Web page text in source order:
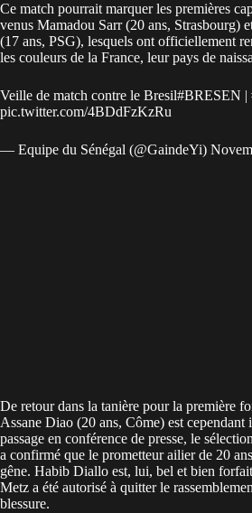
Ce match pourrait marquer les premières
venus Mamadou Sarr (20 ans, Strasbourg)
(17 ans, PSG), lesquels ont officiellement
les couleurs de la France, leur pays de
Veille de match contre le Bresil#BRESEN |
pic.twitter.com/4BDdFzKzRu
— Equipe du Sénégal (@GaindeYi)
De retour dans la tanière pour la première
Assane Diao (20 ans, Côme) est cependant
passage en conférence de presse, le
a confirmé que le prometteur ailier de 20
gêne. Habib Diallo est, lui, bel et bien
Metz a été autorisé à quitter le
blessure.